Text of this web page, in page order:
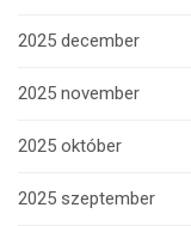
2025 december
2025 november
2025 október
2025 szeptember